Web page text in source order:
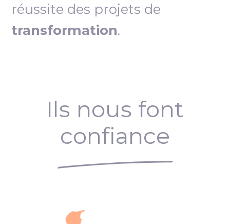
réussite des projets de
transformation.
Ils nous font
confiance